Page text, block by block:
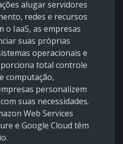
alugar servidores
redes e recursos
o IaaS, as empresas
suas próprias
operacionais e
total controle
computação,
personalizem
suas necessidades.
Web Services
e Google Cloud têm